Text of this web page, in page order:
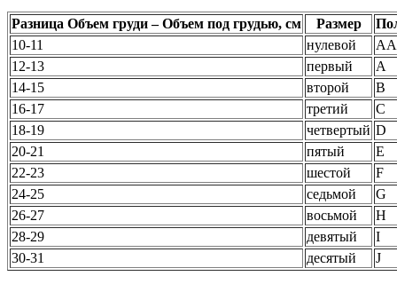
Разница Объем груди – Объем под грудью, см Размер
10-11
нулевой
AA
12-13
первый
A
14-15
второй
B
16-17
третий
C
18-19
четвертый D
20-21
пятый
E
22-23
шестой
F
24-25
седьмой
G
26-27
восьмой
H
28-29
девятый
I
30-31
десятый J